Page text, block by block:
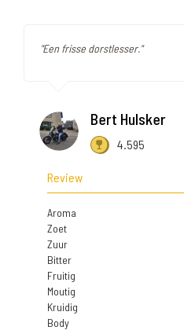
"Een frisse dorstlesser."
Bert Hulsker
4.595
Review
Aroma
Zoet
Zuur
Bitter
Fruitig
Moutig
Kruidig
Body